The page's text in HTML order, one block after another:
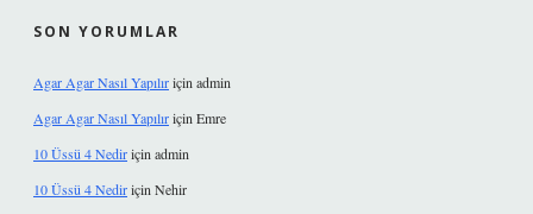
SON YORUMLAR
Agar Agar Nasıl Yapılıriçin admin
Agar Agar Nasıl Yapılıriçin Emre
10 Üssü 4 Nediriçin admin
10 Üssü 4 Nediriçin Nehir